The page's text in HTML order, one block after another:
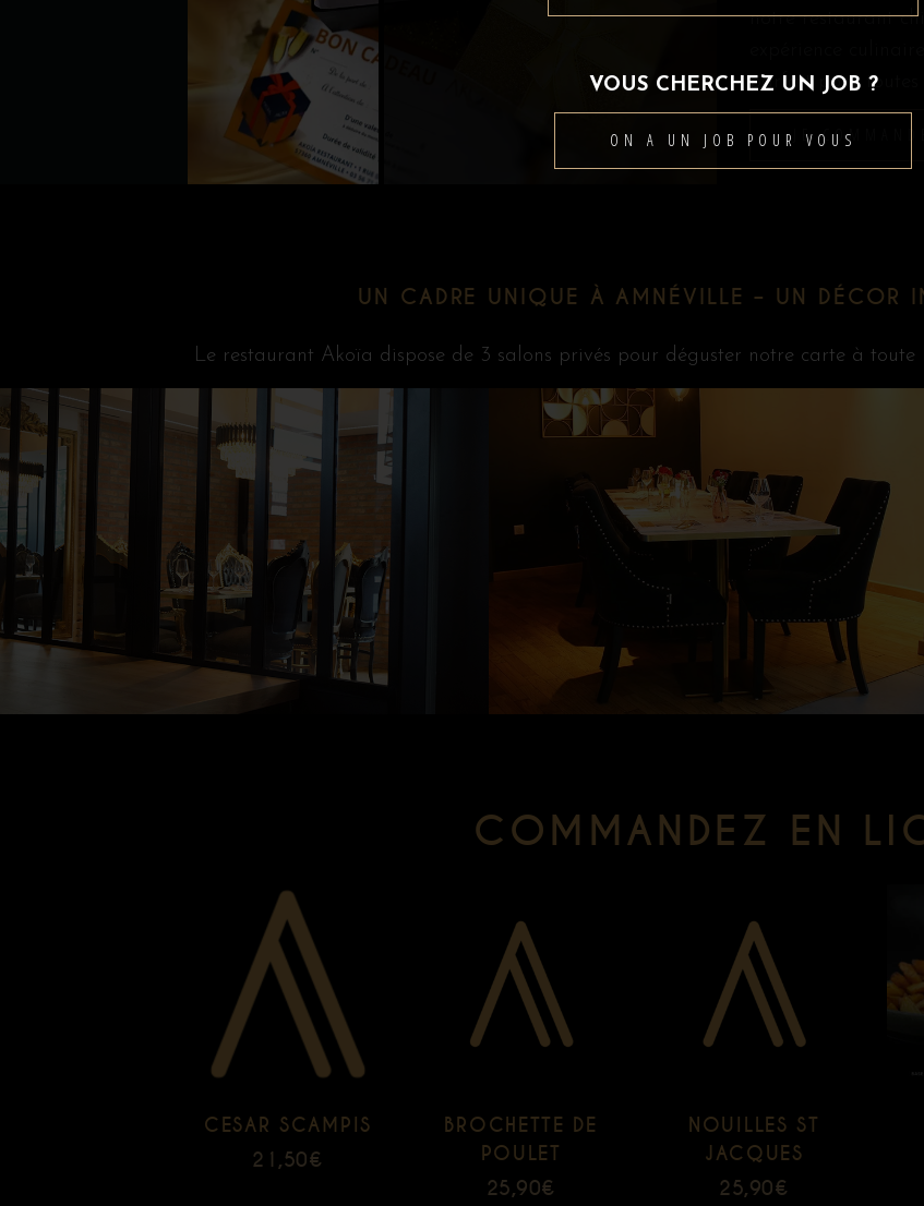
notre restaurant
expérience
parfait pour toutes
JE
UN CADRE UNIQUE À AMNÉVILLE – UN DÉCOR
Le restaurant Akoïa dispose de 3 salons privés pour déguster notre carte à
COMMANDEZ EN
CESAR SCAMPIS
21,50€
BROCHETTE DE
POULET
25,90€
NOUILLES ST
JACQUES
25,90€
VOUS CHERCHEZ UN JOB ?
ON A UN JOB POUR VOUS